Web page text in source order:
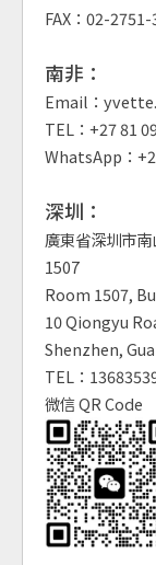
FAX：02-
南非：
Email：
TEL：+27 81
WhatsApp：
深圳：
廣東省深圳市
1507
Room 1507,
10 Qiongyu
Shenzhen,
TEL：
微信 QR Code